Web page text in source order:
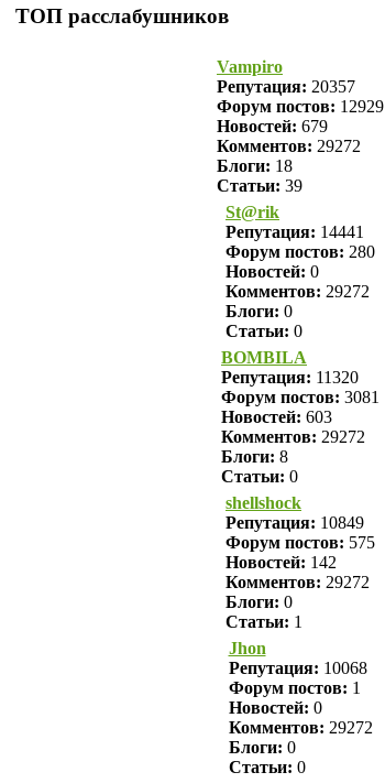
ТОП расслабушников
Vampiro
Репутация: 20357
Форум постов: 12929
Новостей: 679
Комментов: 29272
Блоги: 18
Статьи: 39
St@rik
Репутация: 14441
Форум постов: 280
Новостей: 0
Комментов: 29272
Блоги: 0
Статьи: 0
BOMBILA
Репутация: 11320
Форум постов: 3081
Новостей: 603
Комментов: 29272
Блоги: 8
Статьи: 0
shellshock
Репутация: 10849
Форум постов: 575
Новостей: 142
Комментов: 29272
Блоги: 0
Статьи: 1
Jhon
Репутация: 10068
Форум постов: 1
Новостей: 0
Комментов: 29272
Блоги: 0
Статьи: 0